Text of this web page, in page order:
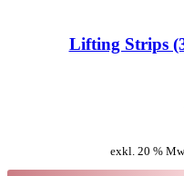
Lifting Strips
exkl. 20 %